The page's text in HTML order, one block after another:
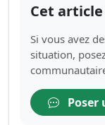
Cet article
Si vous avez
situation,
Poser